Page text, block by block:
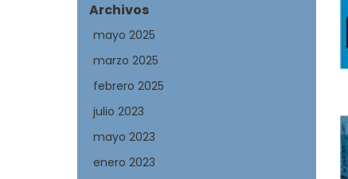
Archivos
mayo 2025
marzo 2025
febrero 2025
julio 2023
mayo 2023
enero 2023